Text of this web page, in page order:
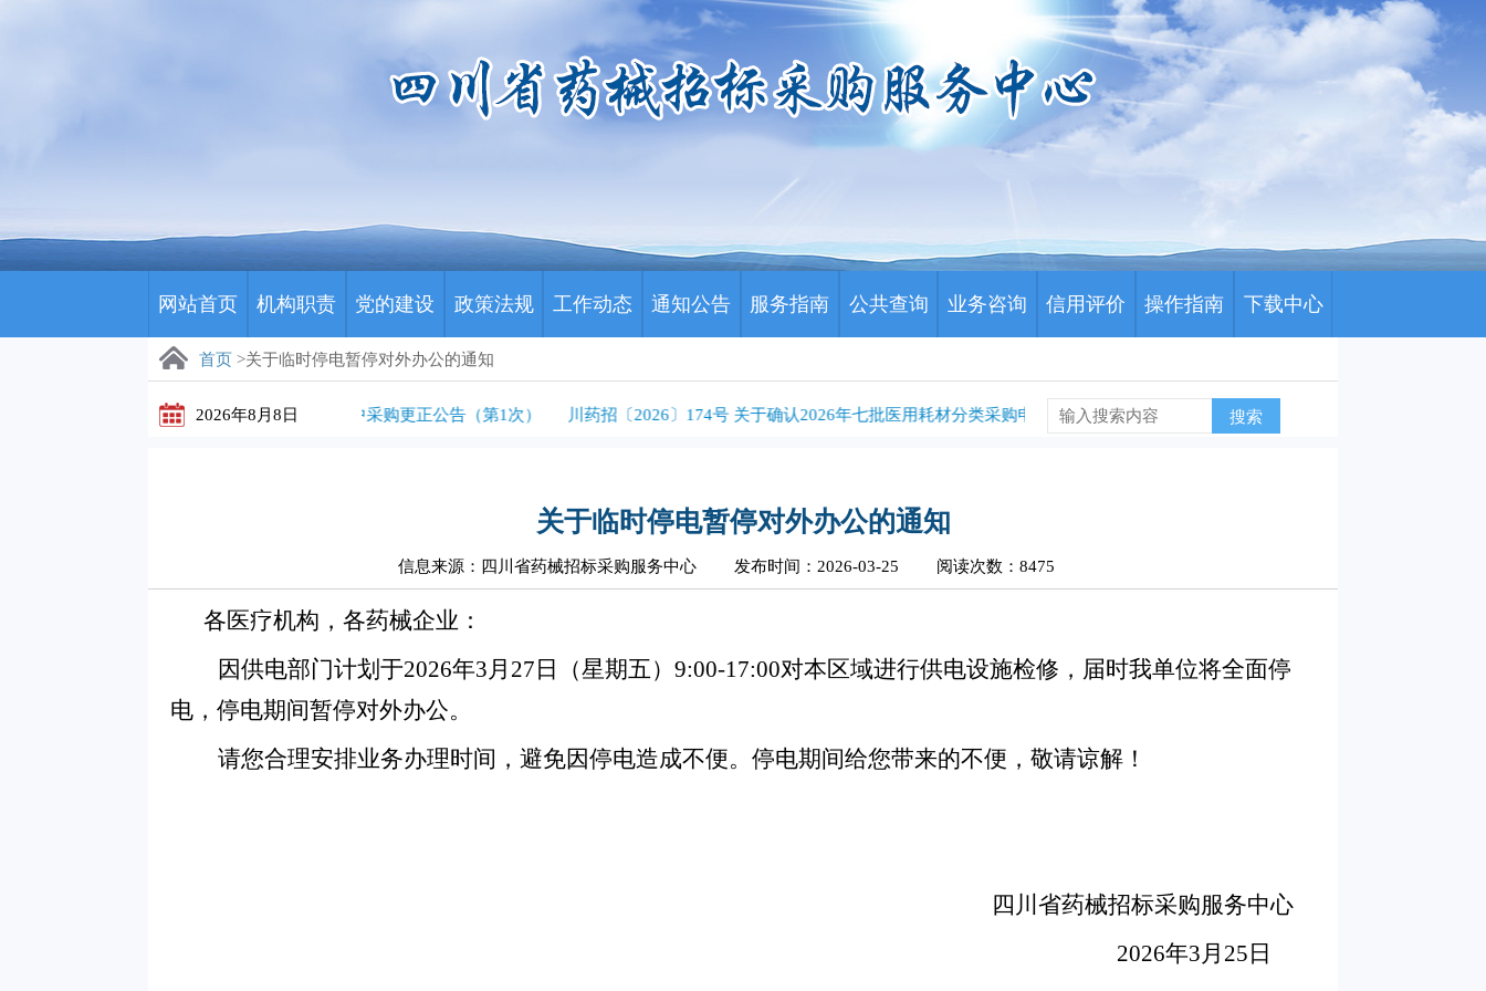
网站首页 机构职责 党的建设 政策法规 工作动态 通知公告 服务指南 公共查询 业务咨询 信用评价 操作指南 下载中心
首页 >关于临时停电暂停对外办公的通知
2026年8月8日
川藏医保影像云（数字胶片）集中采购更正公告（第1次） 川药招〔2026〕174号 关于确认2026年七批医用耗材分类采购申报产品信息组合关系的通知 川药招〔2026〕173号 关于公示
搜索
关于临时停电暂停对外办公的通知
信息来源：四川省药械招标采购服务中心 发布时间：2026-03-25 阅读次数：8475
各医疗机构，各药械企业：
因供电部门计划于2026年3月27日（星期五）9:00-17:00对本区域进行供电设施检修，届时我单位将全面停
电，停电期间暂停对外办公。
请您合理安排业务办理时间，避免因停电造成不便。停电期间给您带来的不便，敬请谅解！
四川省药械招标采购服务中心
2026年3月25日